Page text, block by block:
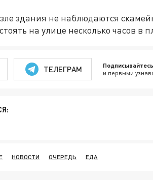
здания не наблюдаются
на улице несколько часов в
ТЕЛЕГРАМ и первыми
НОВОСТИ ОЧЕРЕДЬ ЕДА